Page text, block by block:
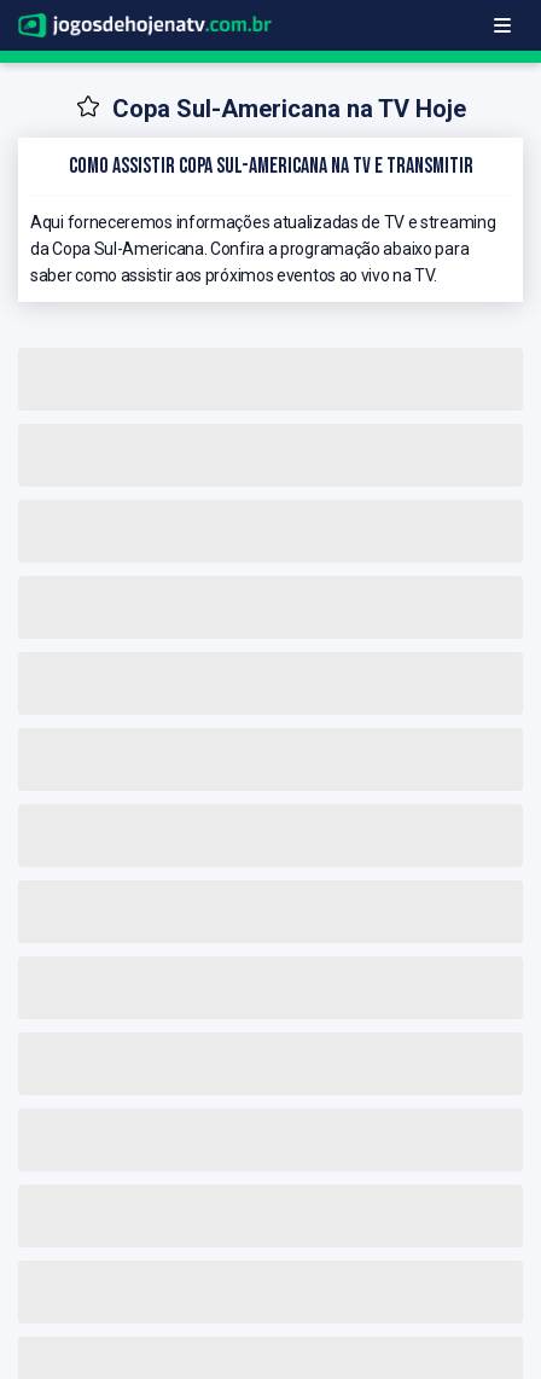
Copa Sul-Americana na TV Hoje
Como Assistir Copa Sul-Americana na TV e Transmitir
Aqui forneceremos informações atualizadas de TV e streaming
da Copa Sul-Americana. Confira a programação abaixo para
saber como assistir aos próximos eventos ao vivo na TV.